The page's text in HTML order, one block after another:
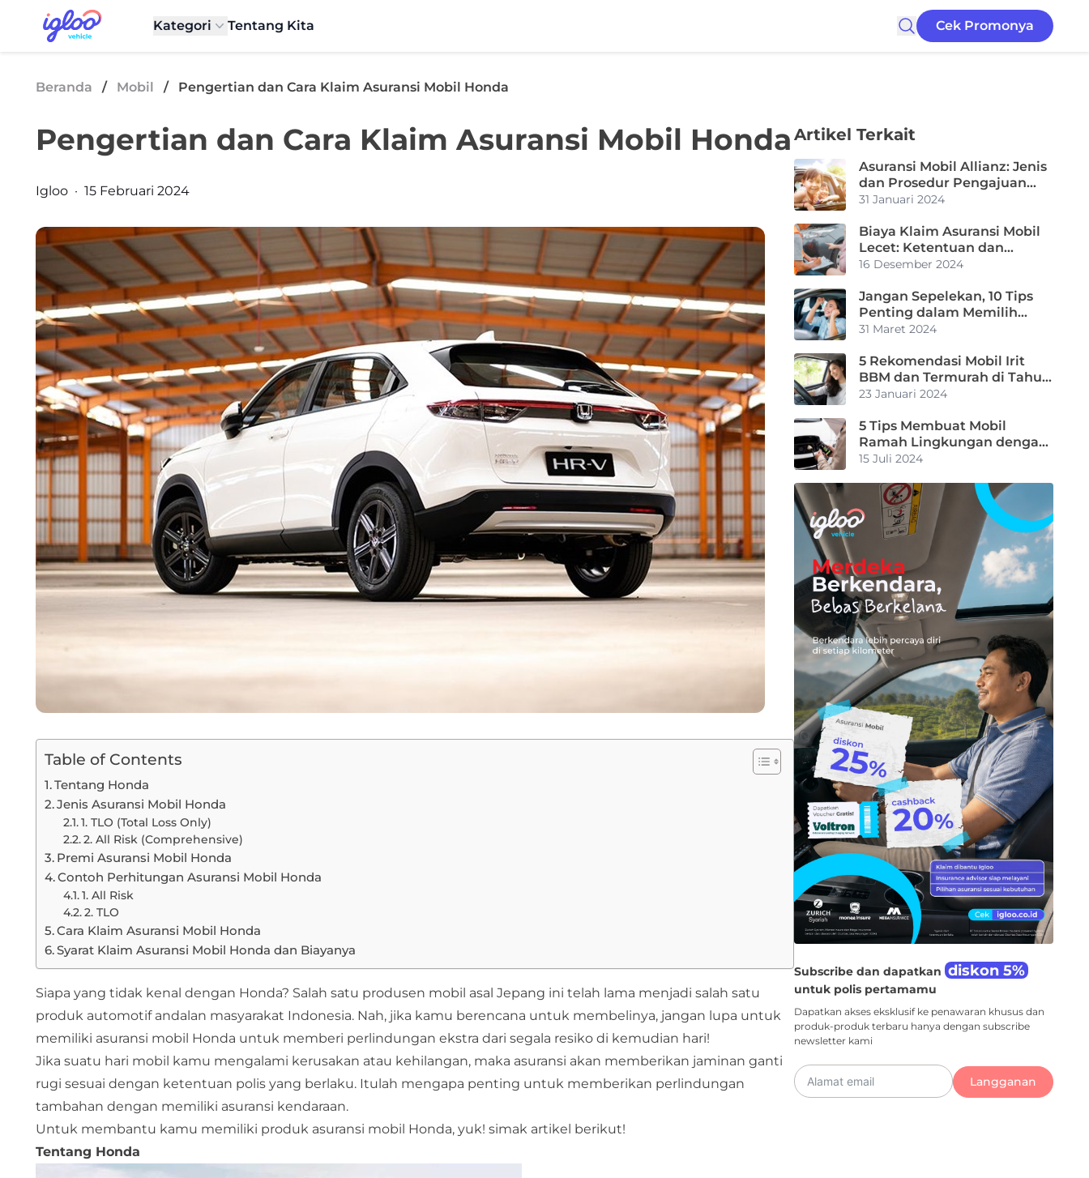
Skip to content
Igloo Blog
Kategori
Tentang Kita Cek Promonya
Beranda / Mobil / Pengertian dan Cara Klaim Asuransi Mobil Honda
Pengertian dan Cara Klaim Asuransi Mobil Honda
Posted by
Igloo · 15 Februari 2024
Table of Contents
Tentang Honda
Jenis Asuransi Mobil Honda
1. TLO (Total Loss Only)
2. All Risk (Comprehensive)
Premi Asuransi Mobil Honda
Contoh Perhitungan Asuransi Mobil Honda
1. All Risk
2. TLO
Cara Klaim Asuransi Mobil Honda
Syarat Klaim Asuransi Mobil Honda dan Biayanya
Siapa yang tidak kenal dengan Honda? Salah satu produsen mobil asal Jepang ini telah lama menjadi salah satu
produk automotif andalan masyarakat Indonesia. Nah, jika kamu berencana untuk membelinya, jangan lupa untuk
memiliki asuransi mobil Honda untuk memberi perlindungan ekstra dari segala resiko di kemudian hari!
Jika suatu hari mobil kamu mengalami kerusakan atau kehilangan, maka asuransi akan memberikan jaminan ganti
rugi sesuai dengan ketentuan polis yang berlaku. Itulah mengapa penting untuk memberikan perlindungan
tambahan dengan memiliki asuransi kendaraan.
Untuk membantu kamu memiliki produk asuransi mobil Honda, yuk! simak artikel berikut!
Tentang Honda
Artikel Terkait
Asuransi Mobil Allianz: Jenis
dan Prosedur Pengajuan
Klaimnya
31 Januari 2024
Biaya Klaim Asuransi Mobil
Lecet: Ketentuan dan
Perbandingan
16 Desember 2024
Jangan Sepelekan, 10 Tips
Penting dalam Memilih
Mobil Bekas yang
31 Maret 2024
5 Rekomendasi Mobil Irit
BBM dan Termurah di Tahun
2024
23 Januari 2024
5 Tips Membuat Mobil
Ramah Lingkungan dengan
Mudah
15 Juli 2024
Subscribe dan dapatkan diskon 5%
untuk polis pertamamu
Dapatkan akses eksklusif ke penawaran khusus dan
produk-produk terbaru hanya dengan subscribe
newsletter kami
Langganan